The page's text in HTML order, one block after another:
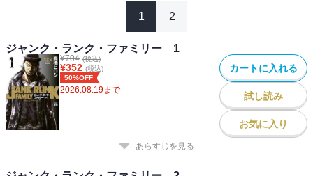
1 2
ジャンク・ランク・ファミリー 1
¥704 (税込)
¥352 (税込)
50%OFF
2026.08.19まで
カートに入れる
試し読み
お気に入り
あらすじを見る